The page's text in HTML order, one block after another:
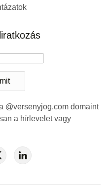
@versenyjog.com domaint
a hírlevelet vagy